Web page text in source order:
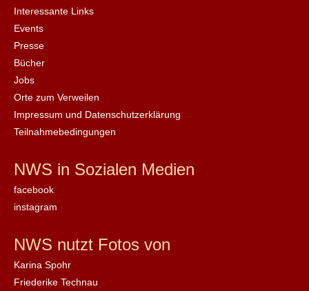
Interessante Links
Events
Presse
Bücher
Jobs
Orte zum Verweilen
Impressum und Datenschutzerklärung
Teilnahmebedingungen
NWS in Sozialen Medien
facebook
instagram
NWS nutzt Fotos von
Karina Spohr
Friederike Technau